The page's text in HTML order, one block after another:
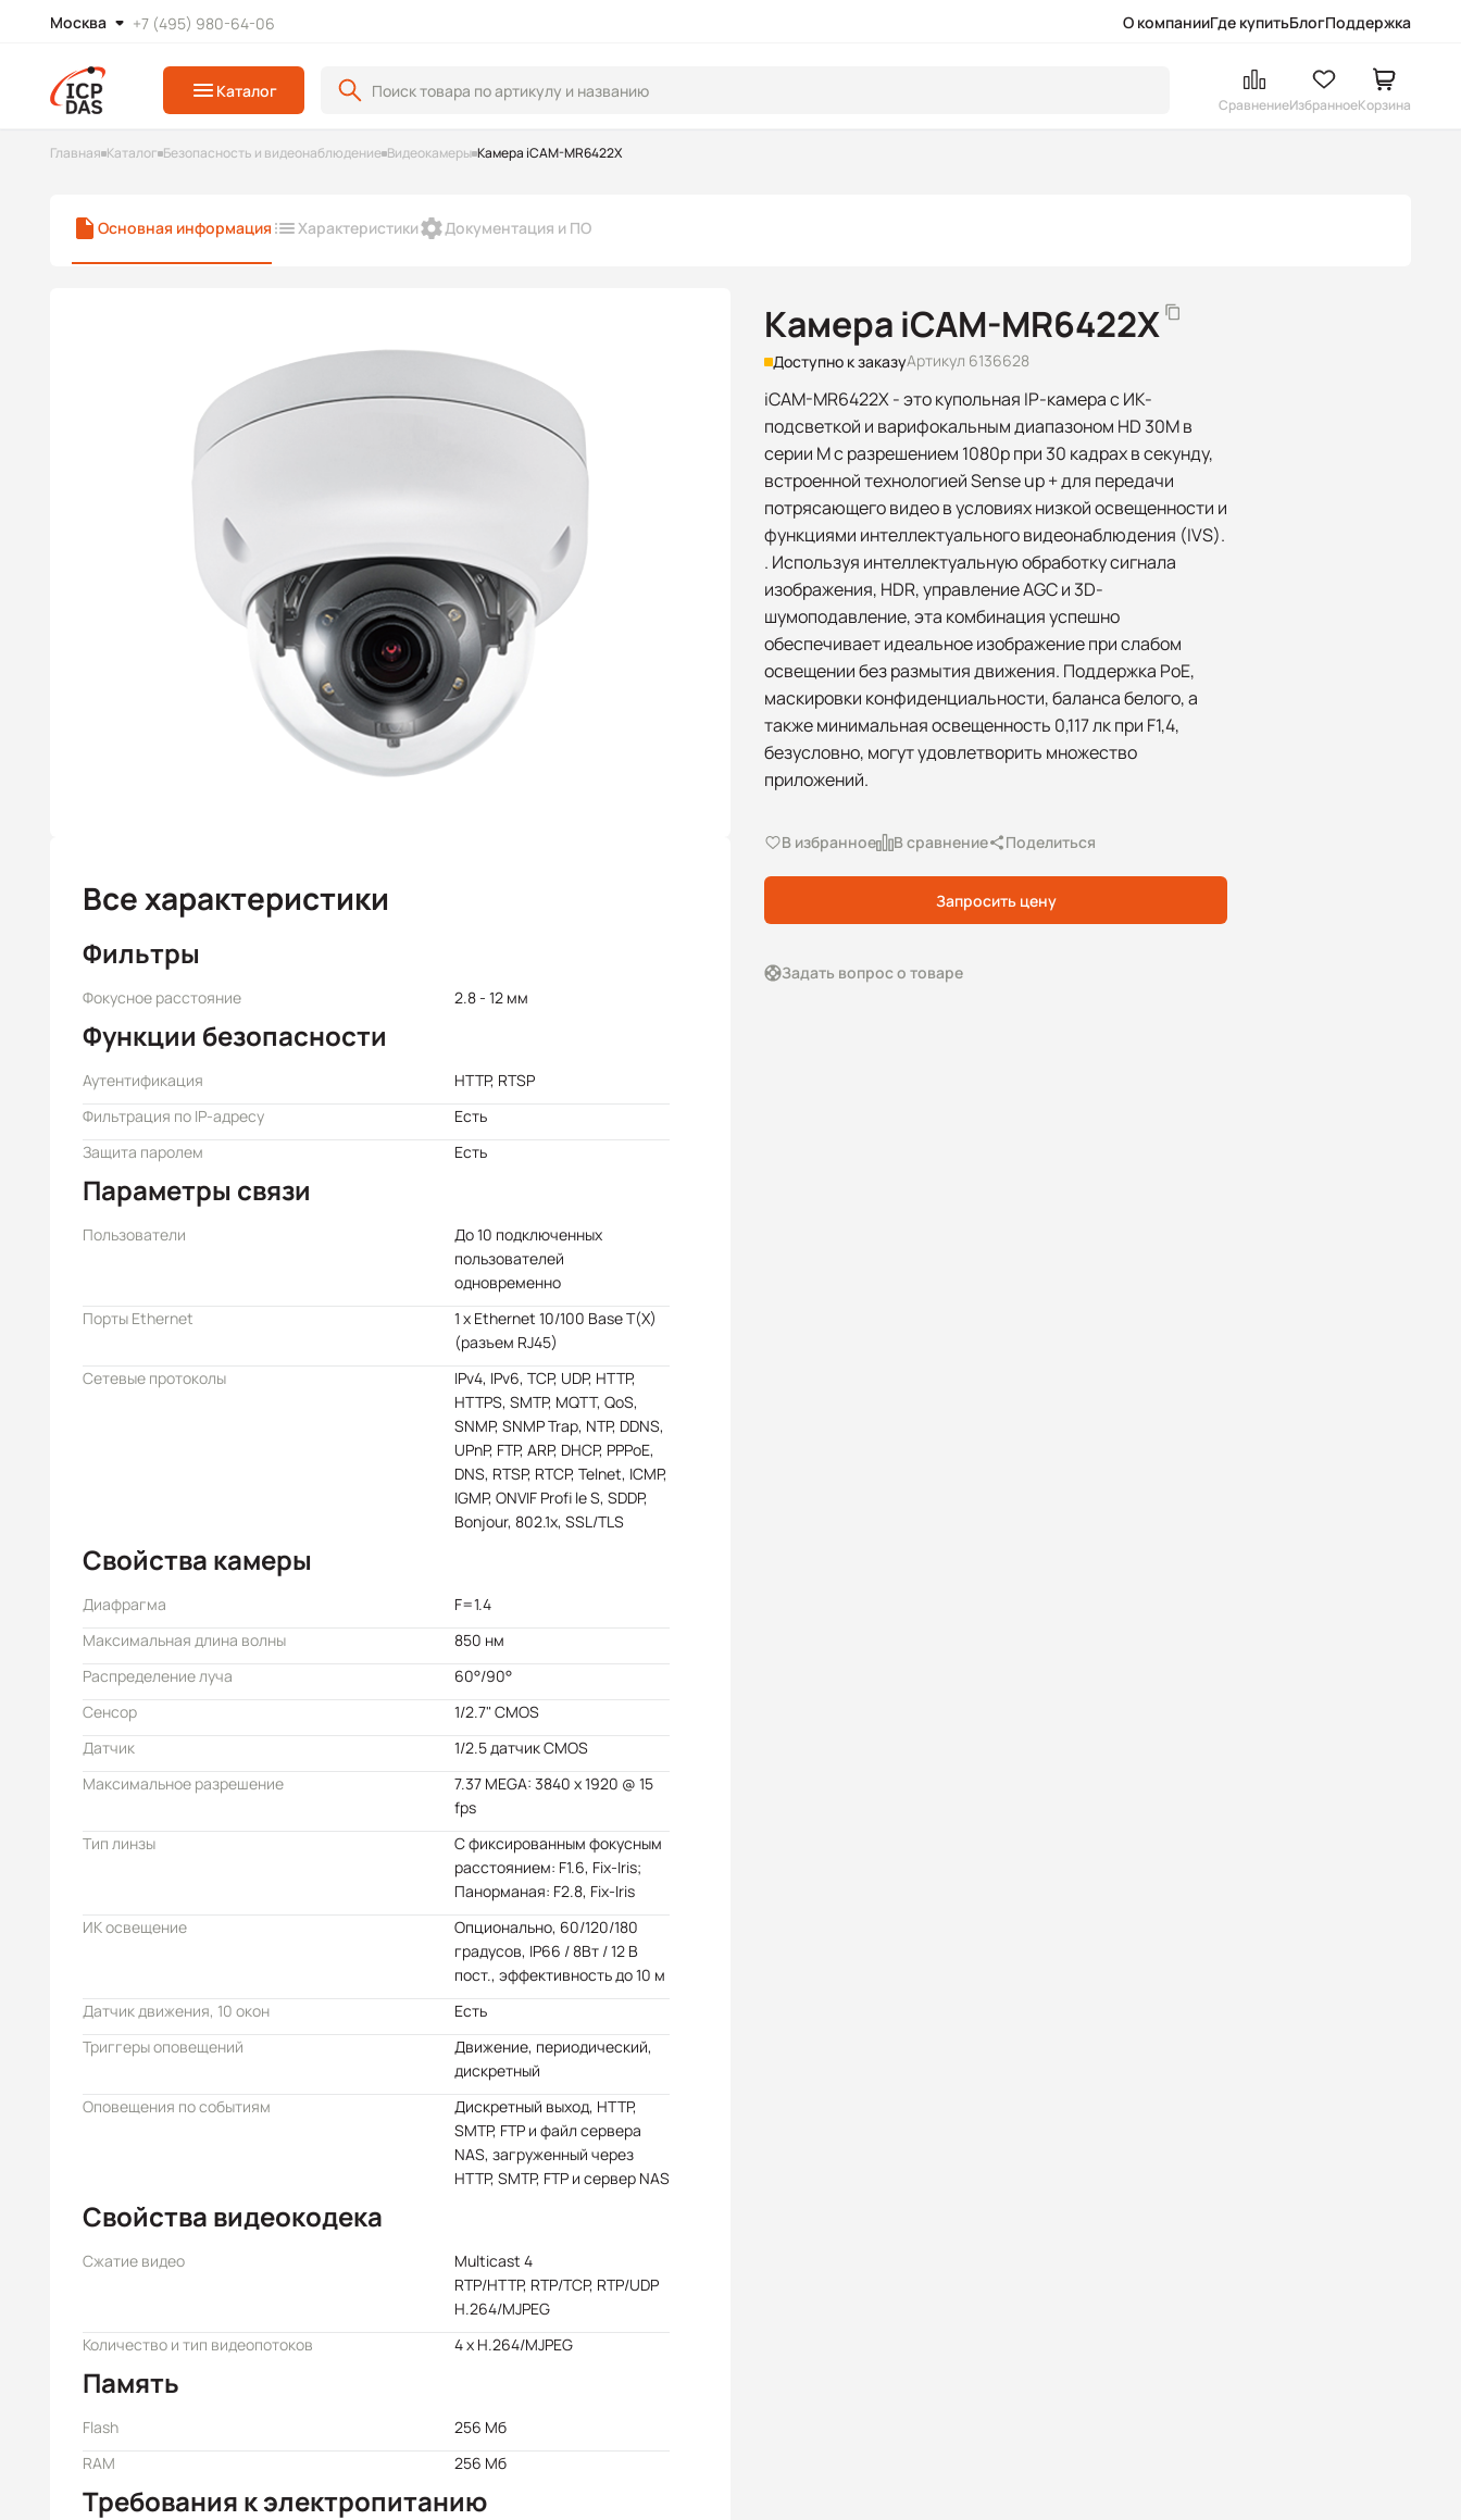
Москва +7 (495) 980-64-06 О компанииГде купитьБлогПоддержка
Каталог
СравнениеИзбранноеКорзина
Главная Каталог Безопасность и видеонаблюдение Видеокамеры Камера iCAM-MR6422X
Основная информация Характеристики Документация и ПО
Камера iCAM-MR6422X
Доступно к заказуАртикул 6136628
iCAM-MR6422X - это купольная IP-камера с ИК-
подсветкой и варифокальным диапазоном HD 30M в
серии M с разрешением 1080p при 30 кадрах в секунду,
встроенной технологией Sense up + для передачи
потрясающего видео в условиях низкой освещенности и
функциями интеллектуального видеонаблюдения (IVS).
. Используя интеллектуальную обработку сигнала
изображения, HDR, управление AGC и 3D-
шумоподавление, эта комбинация успешно
обеспечивает идеальное изображение при слабом
освещении без размытия движения. Поддержка PoE,
маскировки конфиденциальности, баланса белого, а
также минимальная освещенность 0,117 лк при F1,4,
безусловно, могут удовлетворить множество
приложений.
В избранное В сравнение Поделиться
Запросить цену
Задать вопрос о товаре
Все характеристики
Фильтры
Фокусное расстояние 2.8 - 12 мм
Функции безопасности
Аутентификация
HTTP, RTSP
Фильтрация по IP-адресу
Есть
Защита паролем
Есть
Параметры связи
Пользователи
До 10 подключенных
пользователей
одновременно
Порты Ethernet
1 x Ethernet 10/100 Base T(X)
(разъем RJ45)
Сетевые протоколы
IPv4, IPv6, TCP, UDP, HTTP,
HTTPS, SMTP, MQTT, QoS,
SNMP, SNMP Trap, NTP, DDNS,
UPnP, FTP, ARP, DHCP, PPPoE,
DNS, RTSP, RTCP, Telnet, ICMP,
IGMP, ONVIF Profi le S, SDDP,
Bonjour, 802.1x, SSL/TLS
Свойства камеры
Диафрагма
F=1.4
Максимальная длина волны
850 нм
Распределение луча
60°/90°
Сенсор
1/2.7" CMOS
Датчик
1/2.5 датчик CMOS
Максимальное разрешение
7.37 MEGA: 3840 x 1920 @ 15
fps
Тип линзы
С фиксированным фокусным
расстоянием: F1.6, Fix-Iris;
Панорманая: F2.8, Fix-Iris
ИК освещение
Опционально, 60/120/180
градусов, IP66 / 8Вт / 12 В
пост., эффективность до 10 м
Датчик движения, 10 окон
Есть
Триггеры оповещений
Движение, периодический,
дискретный
Оповещения по событиям
Дискретный выход, HTTP,
SMTP, FTP и файл сервера
NAS, загруженный через
HTTP, SMTP, FTP и сервер NAS
Свойства видеокодека
Сжатие видео
Multicast 4
RTP/HTTP, RTP/TCP, RTP/UDP
H.264/MJPEG
Количество и тип видеопотоков
4 x H.264/MJPEG
Память
Flash
256 Мб
RAM
256 Мб
Требования к электропитанию